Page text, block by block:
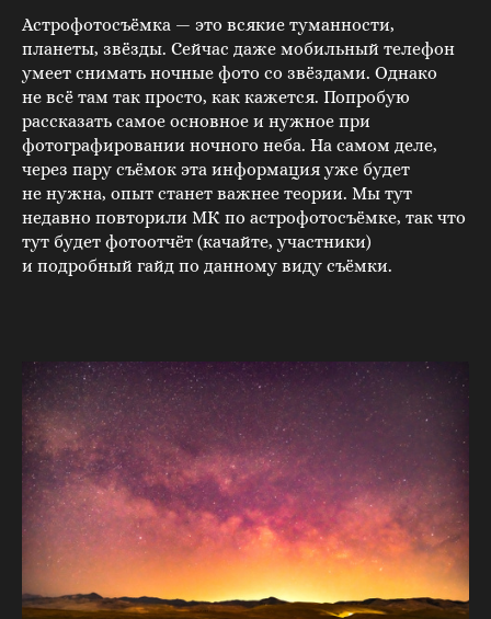
Астрофотосъёмка — это всякие туманности,
планеты, звёзды. Сейчас даже мобильный телефон
умеет снимать ночные фото со звёздами. Однако
не всё там так просто, как кажется. Попробую
рассказать самое основное и нужное при
фотографировании ночного неба. На самом деле,
через пару съёмок эта информация уже будет
не нужна, опыт станет важнее теории. Мы тут
недавно повторили МК по астрофотосъёмке, так что
тут будет фотоотчёт (качайте, участники)
и подробный гайд по данному виду съёмки.